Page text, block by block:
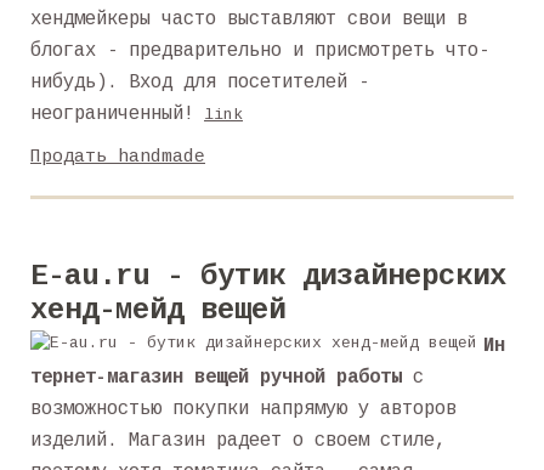
хендмейкеры часто выставляют свои вещи в
блогах - предварительно и присмотреть что-
нибудь). Вход для посетителей -
неограниченный!
link
Продать handmade
E-au.ru - бутик дизайнерских
хенд-мейд вещей
Ин
тернет-магазин вещей ручной работы с
возможностью покупки напрямую у авторов
изделий. Магазин радеет о своем стиле,